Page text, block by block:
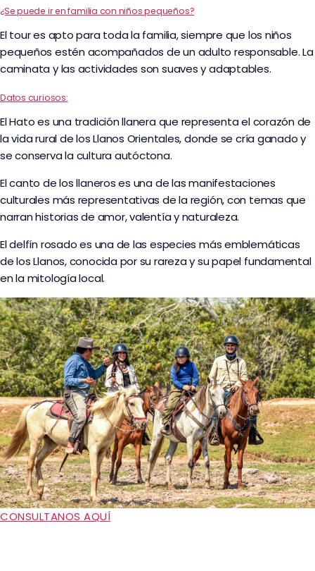
¿Se puede ir en familia con niños pequeños?
El tour es apto para toda la familia, siempre que los niños
pequeños estén acompañados de un adulto responsable. La
caminata y las actividades son suaves y adaptables.
Datos curiosos:
El Hato es una tradición llanera que representa el corazón de
la vida rural de los Llanos Orientales, donde se cría ganado y
se conserva la cultura autóctona.
El canto de los llaneros es una de las manifestaciones
culturales más representativas de la región, con temas que
narran historias de amor, valentía y naturaleza.
El delfín rosado es una de las especies más emblemáticas
de los Llanos, conocida por su rareza y su papel fundamental
en la mitología local.
CONSULTANOS AQUÍ